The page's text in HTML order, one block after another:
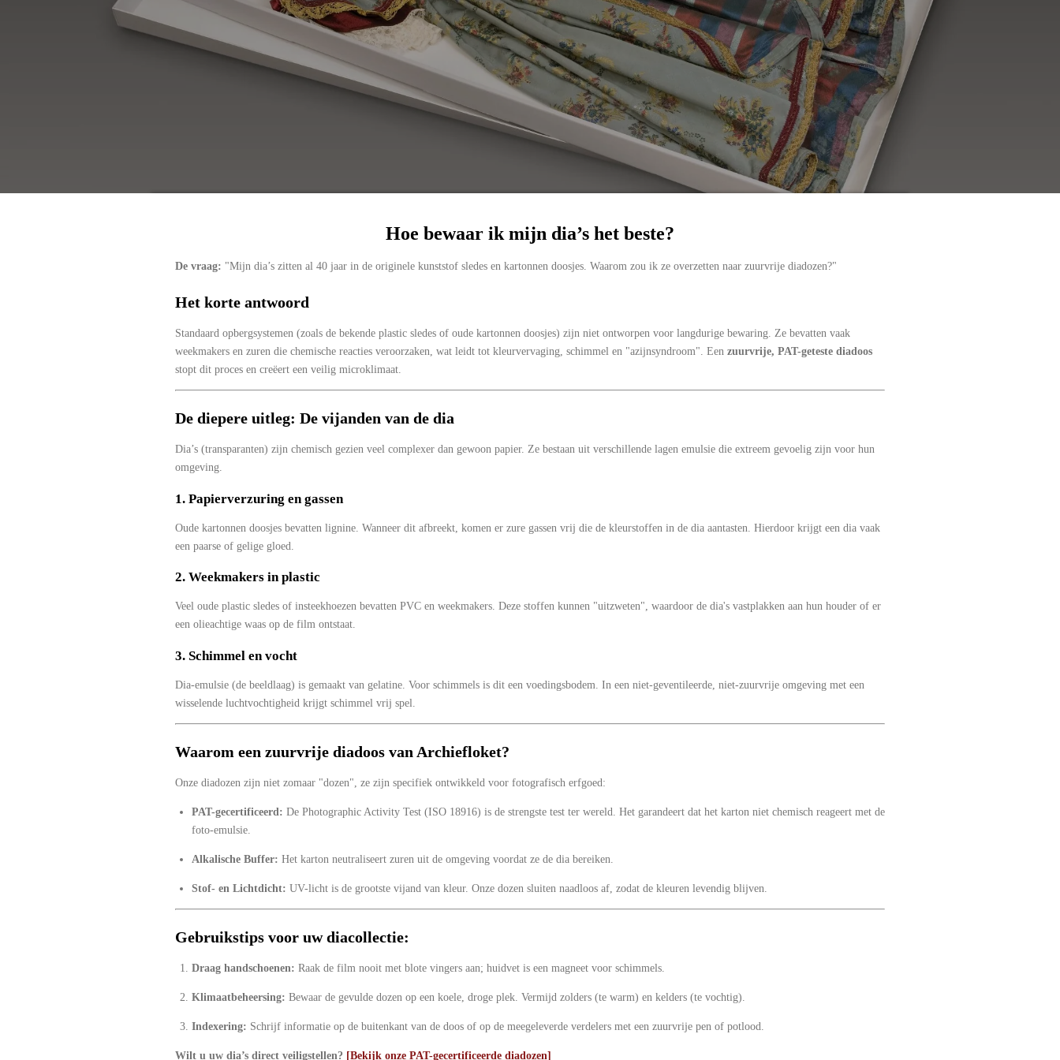
Hoe bewaar ik mijn dia’s het beste?
De vraag: "Mijn dia’s zitten al 40 jaar in de originele kunststof sledes en kartonnen doosjes. Waarom zou ik ze overzetten naar zuurvrije diadozen?"
Het korte antwoord
Standaard opbergsystemen (zoals de bekende plastic sledes of oude kartonnen doosjes) zijn niet ontworpen voor langdurige bewaring. Ze bevatten vaak
weekmakers en zuren die chemische reacties veroorzaken, wat leidt tot kleurvervaging, schimmel en "azijnsyndroom". Een zuurvrije, PAT-geteste diadoos
stopt dit proces en creëert een veilig microklimaat.
De diepere uitleg: De vijanden van de dia
Dia’s (transparanten) zijn chemisch gezien veel complexer dan gewoon papier. Ze bestaan uit verschillende lagen emulsie die extreem gevoelig zijn voor hun
omgeving.
1. Papierverzuring en gassen
Oude kartonnen doosjes bevatten lignine. Wanneer dit afbreekt, komen er zure gassen vrij die de kleurstoffen in de dia aantasten. Hierdoor krijgt een dia vaak
een paarse of gelige gloed.
2. Weekmakers in plastic
Veel oude plastic sledes of insteekhoezen bevatten PVC en weekmakers. Deze stoffen kunnen "uitzweten", waardoor de dia's vastplakken aan hun houder of er
een olieachtige waas op de film ontstaat.
3. Schimmel en vocht
Dia-emulsie (de beeldlaag) is gemaakt van gelatine. Voor schimmels is dit een voedingsbodem. In een niet-geventileerde, niet-zuurvrije omgeving met een
wisselende luchtvochtigheid krijgt schimmel vrij spel.
Waarom een zuurvrije diadoos van Archiefloket?
Onze diadozen zijn niet zomaar "dozen", ze zijn specifiek ontwikkeld voor fotografisch erfgoed:
PAT-gecertificeerd: De Photographic Activity Test (ISO 18916) is de strengste test ter wereld. Het garandeert dat het karton niet chemisch reageert met de
foto-emulsie.
Alkalische Buffer: Het karton neutraliseert zuren uit de omgeving voordat ze de dia bereiken.
Stof- en Lichtdicht: UV-licht is de grootste vijand van kleur. Onze dozen sluiten naadloos af, zodat de kleuren levendig blijven.
Gebruikstips voor uw diacollectie:
Draag handschoenen: Raak de film nooit met blote vingers aan; huidvet is een magneet voor schimmels.
Klimaatbeheersing: Bewaar de gevulde dozen op een koele, droge plek. Vermijd zolders (te warm) en kelders (te vochtig).
Indexering: Schrijf informatie op de buitenkant van de doos of op de meegeleverde verdelers met een zuurvrije pen of potlood.
Wilt u uw dia’s direct veiligstellen? [Bekijk onze PAT-gecertificeerde diadozen]